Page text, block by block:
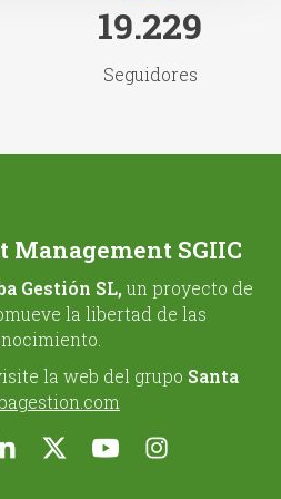
19.229
Seguidores
Management SGIIC
Gestión SL, un proyecto de
la libertad de las
la web del grupo Santa